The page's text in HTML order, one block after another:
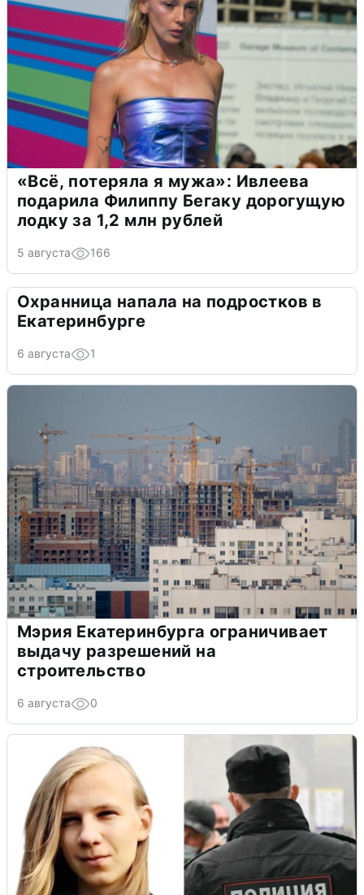
«Всё, потеряла я мужа»: Ивлеева
подарила Филиппу Бегаку дорогущую
лодку за 1,2 млн рублей
5 августа 166
Охранница напала на подростков в
Екатеринбурге
6 августа 1
Мэрия Екатеринбурга ограничивает
выдачу разрешений на
строительство
6 августа 0